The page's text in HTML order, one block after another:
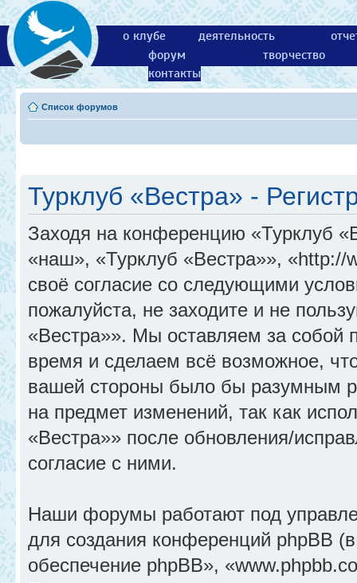
о клубе деятельность
форум
творчество
контакты
Список форумов
Турклуб «Вестра» -
Заходя на конференцию «Турклуб
«наш», «Турклуб «Вестра»»,
своё согласие со следующими
пожалуйста, не заходите и не
«Вестра»». Мы оставляем за собой
время и сделаем всё возможное,
вашей стороны было бы разумным
на предмет изменений, так как
«Вестра»» после обновления/
согласие с ними.
Наши форумы работают под
для создания конференций phpBB
обеспечение phpBB»,